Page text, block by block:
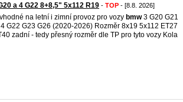
a 4 G22 8+8,5" 5x112 R19 - TOP - [8.8. 2026]
na letní i zimní provoz pro vozy bmw3 G20 G21
G22 G23 G26 (2020-2026) Rozměr 8x19 5x112 ET27
zadní - tedy přesný rozměr dle TP pro tyto vozy Kola